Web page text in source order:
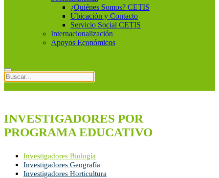
¿Quiénes Somos? CETIS
Ubicación y Contacto
Servicio Social CETIS
Internacionalización
Apoyos Económicos
INVESTIGADORES POR
PROGRAMA EDUCATIVO
Investigadores Biología
Investigadores Geografía
Investigadores Horticultura